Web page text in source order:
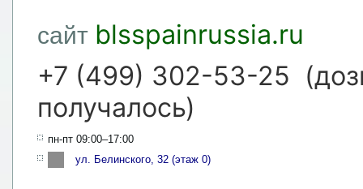
сайт blsspainrussia.ru
+7 (499) 302-53-25
получалось)
пн-пт 09:00–17:00
ул. Белинского, 32 (этаж 0)